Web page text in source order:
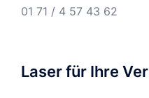
01 71 / 4 57 43 62
Laser für Ihre